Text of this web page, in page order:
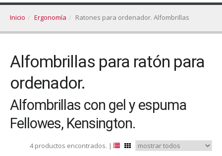
Inicio Ergonomía Ratones para ordenador. Alfombrillas
Alfombrillas para ratón para
ordenador.
Alfombrillas con gel y espuma
Fellowes, Kensington.
4 productos encontrados. |